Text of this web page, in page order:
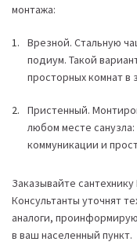
монтажа:
Врезной. Стальную
подиум. Такой
просторных комнат в
Пристенный.
любом месте санузла:
коммуникации и
Заказывайте
Консультанты уточнят
аналоги,
в ваш населенный пункт.